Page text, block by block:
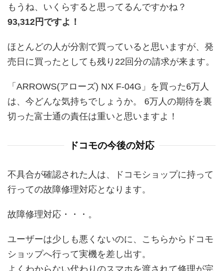
もうね、いくらすると思ってるんですかね？
93,312円ですよ！
ほとんどの人が分割で買っていると思いますが、発
売日に買ったとしても残り22回分の請求が来ます。
「ARROWS(アローズ) NX F-04G」を買った6万人
は、今どんな気持ちでしょうか。 6万人の期待を裏
切った富士通の責任は重いと思いますよ！
ドコモの今後の対応
不具合が確認された人は、ドコモショップに持って
行っての故障修理対応となります。
故障修理対応・・・。
ユーザーは少しも悪くないのに、こちらからドコモ
ショップへ行って実機を差し出す。
よくわからない代わりのスマホを渡されて修理が完